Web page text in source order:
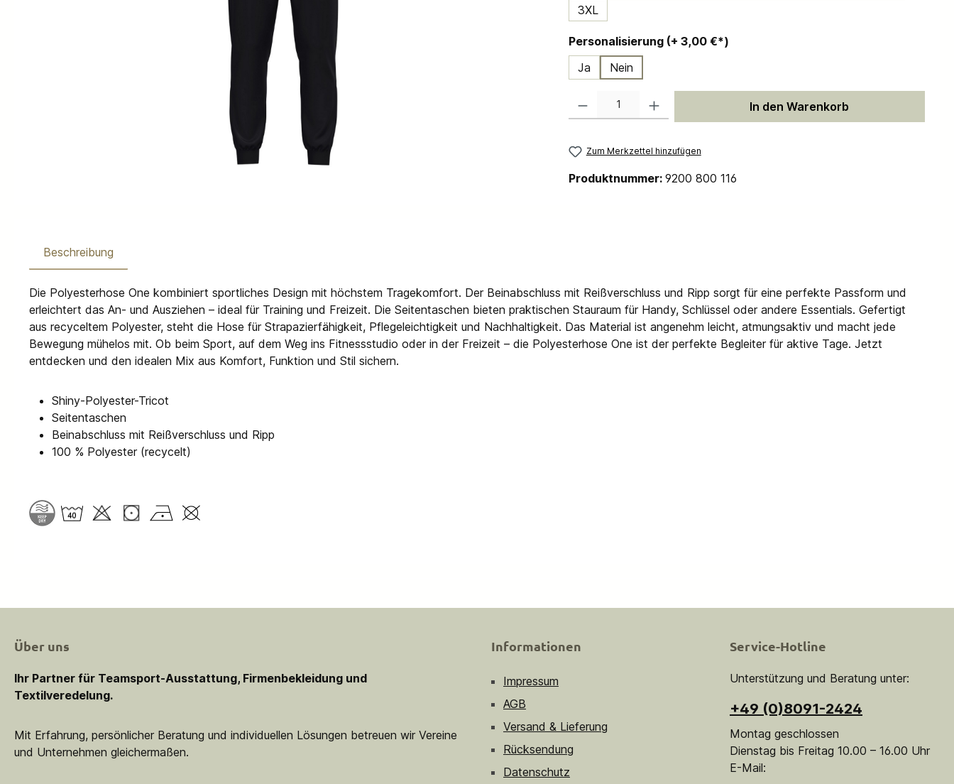
3XL
Personalisierung (+ 3,00 €*)auswählen
Ja
Nein
In den Warenkorb
Zum Merkzettel hinzufügen
Produktnummer: 9200 800 116
Beschreibung
Die Polyesterhose One kombiniert sportliches Design mit höchstem Tragekomfort. Der Beinabschluss mit Reißverschluss und Ripp sorgt für eine perfekte Passform und
erleichtert das An- und Ausziehen – ideal für Training und Freizeit. Die Seitentaschen bieten praktischen Stauraum für Handy, Schlüssel oder andere Essentials. Gefertigt
aus recyceltem Polyester, steht die Hose für Strapazierfähigkeit, Pflegeleichtigkeit und Nachhaltigkeit. Das Material ist angenehm leicht, atmungsaktiv und macht jede
Bewegung mühelos mit. Ob beim Sport, auf dem Weg ins Fitnessstudio oder in der Freizeit – die Polyesterhose One ist der perfekte Begleiter für aktive Tage. Jetzt
entdecken und den idealen Mix aus Komfort, Funktion und Stil sichern.
Shiny-Polyester-Tricot
Seitentaschen
Beinabschluss mit Reißverschluss und Ripp
100 % Polyester (recycelt)
Über uns
Ihr Partner für Teamsport-Ausstattung, Firmenbekleidung und
Textilveredelung.
Mit Erfahrung, persönlicher Beratung und individuellen Lösungen betreuen wir Vereine
und Unternehmen gleichermaßen.
Informationen
Impressum
AGB
Versand & Lieferung
Rücksendung
Datenschutz
Service-Hotline
Unterstützung und Beratung unter:
+49 (0)8091-2424
Montag geschlossen
Dienstag bis Freitag 10.00 – 16.00 Uhr
E-Mail: